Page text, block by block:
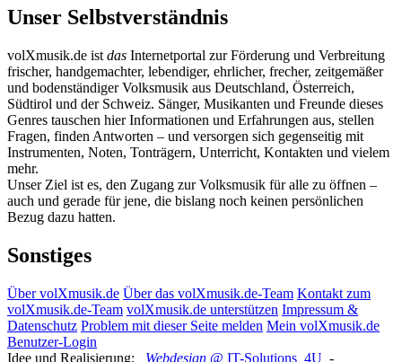
Unser Selbstverständnis
volXmusik.de ist das Internetportal zur Förderung und Verbreitung
frischer, handgemachter, lebendiger, ehrlicher, frecher, zeitgemäßer
und bodenständiger Volksmusik aus Deutschland, Österreich,
Südtirol und der Schweiz. Sänger, Musikanten und Freunde dieses
Genres tauschen hier Informationen und Erfahrungen aus, stellen
Fragen, finden Antworten – und versorgen sich gegenseitig mit
Instrumenten, Noten, Tonträgern, Unterricht, Kontakten und vielem
mehr.
Unser Ziel ist es, den Zugang zur Volksmusik für alle zu öffnen –
auch und gerade für jene, die bislang noch keinen persönlichen
Bezug dazu hatten.
Sonstiges
Über volXmusik.de Über das volXmusik.de-Team Kontakt zum
volXmusik.de-Team volXmusik.de unterstützen Impressum &
Datenschutz Problem mit dieser Seite melden Mein volXmusik.de
Benutzer-Login
Idee und Realisierung:
Webdesign @ IT-Solutions 4U -